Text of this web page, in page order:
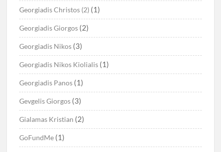
Georgiadis Christos (2) (1)
Georgiadis Giorgos (2)
Georgiadis Nikos (3)
Georgiadis Nikos Kiolialis (1)
Georgiadis Panos (1)
Gevgelis Giorgos (3)
Gialamas Kristian (2)
GoFundMe (1)